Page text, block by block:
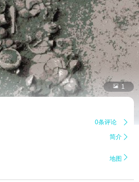
 1
0条评论 
简介 
地图 